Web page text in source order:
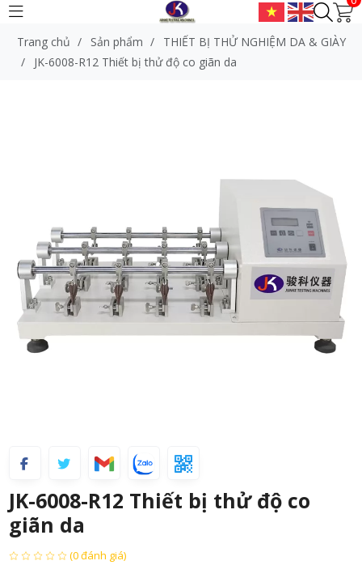
Trang chủ / Sản phẩm /
THIẾT BỊ THỬ NGHIỆM DA & GIÀY
/
JK-6008-R12 Thiết bị thử độ co giãn da
JK-6008-R12 Thiết bị thử độ co
giãn da
(0 đánh giá)